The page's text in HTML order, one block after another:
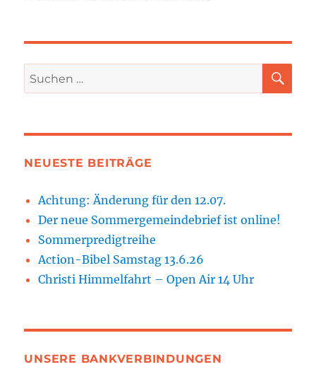
(1.
12,
Suchen
nach:
NEUESTE BEITRÄGE
Achtung: Änderung für den 12.07.
Der neue Sommergemeindebrief ist online!
Sommerpredigtreihe
Action-Bibel Samstag 13.6.26
Christi Himmelfahrt – Open Air 14 Uhr
UNSERE BANKVERBINDUNGEN